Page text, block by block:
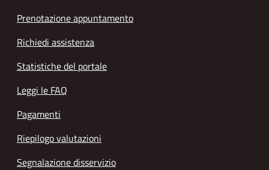
Prenotazione appuntamento
Richiedi assistenza
Statistiche del portale
Leggi le FAQ
Pagamenti
Riepilogo valutazioni
Segnalazione disservizio